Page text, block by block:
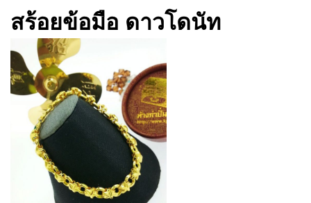
สร้อยข้อมือ ดาวโดนัท